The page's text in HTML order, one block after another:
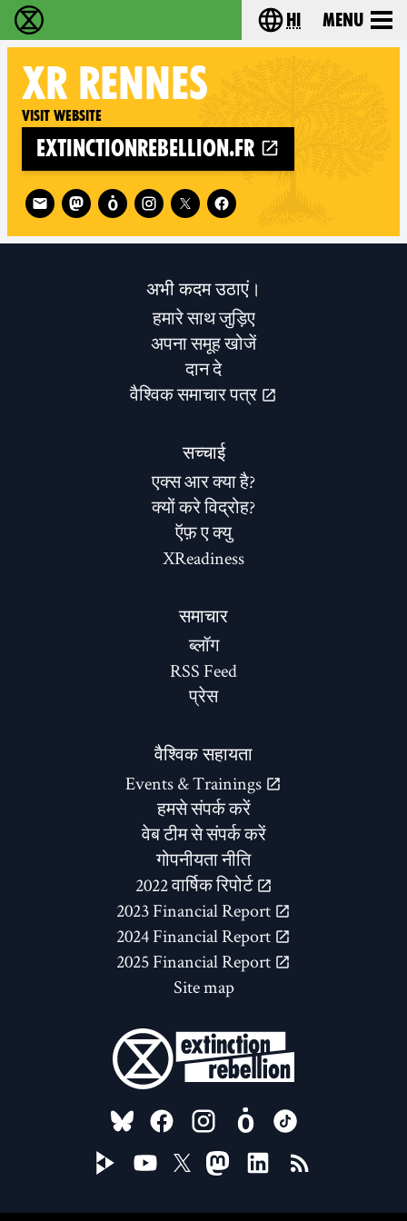
विलुप्ति विद्रोह - Home Choose your
hi Menu
XR RENNES
Visit website
extinctionrebellion.fr
Follow XR Rennes on
अभी कदम उठाएं।
हमारे साथ जुड़िए
अपना समूह खोजें
दान दे
वैश्विक समाचार पत्र
सच्चाई
एक्स आर क्या है?
क्यों करे विद्रोह?
ऍफ़ ए क्यु
XReadiness
समाचार
ब्लॉग
RSS Feed
प्रेस
वैश्विक सहायता
Events & Trainings
हमसे संपर्क करें
वेब टीम से संपर्क करें
गोपनीयता नीति
2022 वार्षिक रिपोर्ट
2023 Financial Report
2024 Financial Report
2025 Financial Report
Site map
FOLLOW US ON